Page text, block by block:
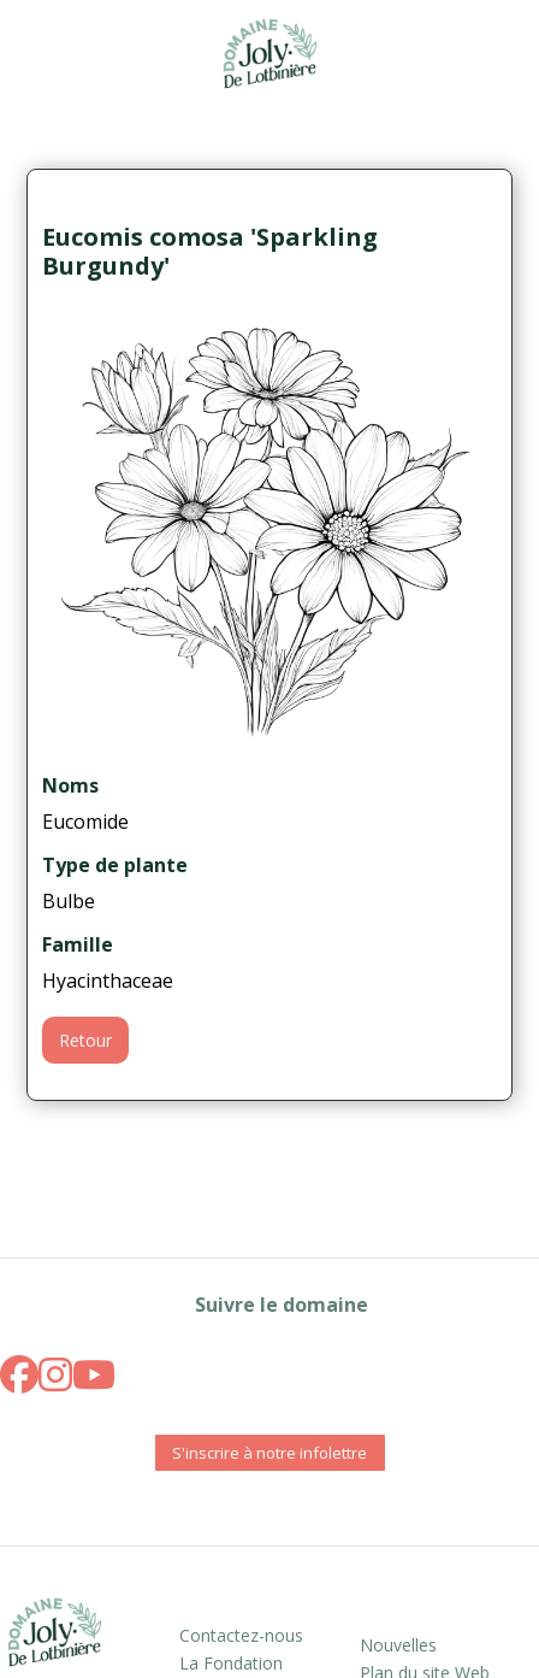
Eucomis comosa 'Sparkling
Burgundy'
Noms
Eucomide
Type de plante
Bulbe
Famille
Hyacinthaceae
Retour
Suivre le domaine
S'inscrire à notre infolettre
Contactez-nous
La Fondation
Nouvelles
Plan du site Web